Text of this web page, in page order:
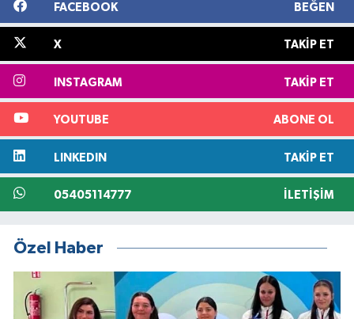
FACEBOOK BEĞEN
X TAKIP ET
INSTAGRAM TAKIP ET
YOUTUBE ABONE OL
LINKEDIN TAKIP ET
05405114777 İLETIŞIM
Özel Haber